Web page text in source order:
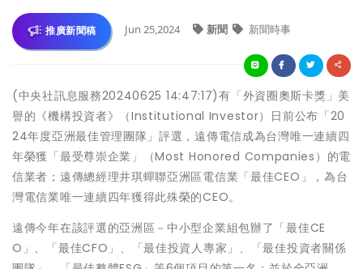
推廣新聞稿 Jun 25,2024 新聞 新聞時事
(中央社訊息服務20240625 14:47:17)有「外資圈奧斯卡獎」美
譽的《機構投資者》（Institutional Investor）日前公布「20
24年度亞洲最佳管理團隊」評選，遠傳電信成為台灣唯一連續四
年榮獲「最受尊崇企業」（Most Honored Companies）的電
信業者；遠傳總經理井琪蟬聯亞洲區電信業「最佳CEO」，為台
灣電信業唯一連續四年獲得此殊榮的CEO。
遠傳今年在該評選的亞洲區－中小型企業組包辦了「最佳CE
O」、「最佳CFO」、「最佳投資人專家」、「最佳投資者關係